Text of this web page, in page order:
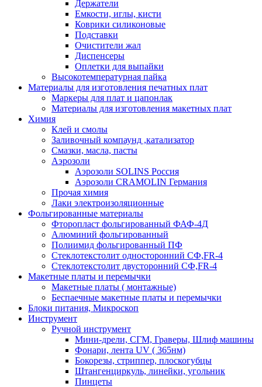
Держатели
Емкости, иглы, кисти
Коврики силиконовые
Подставки
Очистители жал
Диспенсеры
Оплетки для выпайки
Высокотемпературная пайка
Материалы для изготовления печатных плат
Маркеры для плат и цапонлак
Материалы для изготовления макетных плат
Химия
Клей и смолы
Заливочный компаунд ,катализатор
Смазки, масла, пасты
Аэрозоли
Аэрозоли SOLINS Россия
Аэрозоли CRAMOLIN Германия
Прочая химия
Лаки электроизоляционные
Фольгированные материалы
Фторопласт фольгированный ФАФ-4Д
Алюминий фольгированный
Полиимид фольгированный ПФ
Стеклотекстолит односторонний CФ,FR-4
Стеклотекстолит двусторонний СФ,FR-4
Макетные платы и перемычки
Макетные платы ( монтажные)
Беспаечные макетные платы и перемычки
Блоки питания, Микроскоп
Инструмент
Ручной инструмент
Мини-дрели, СГМ, Граверы, Шлиф машины
Фонари, лента UV ( 365нм)
Бокорезы, cтриппер, плоскогубцы
Штангенциркуль, линейки, угольник
Пинцеты